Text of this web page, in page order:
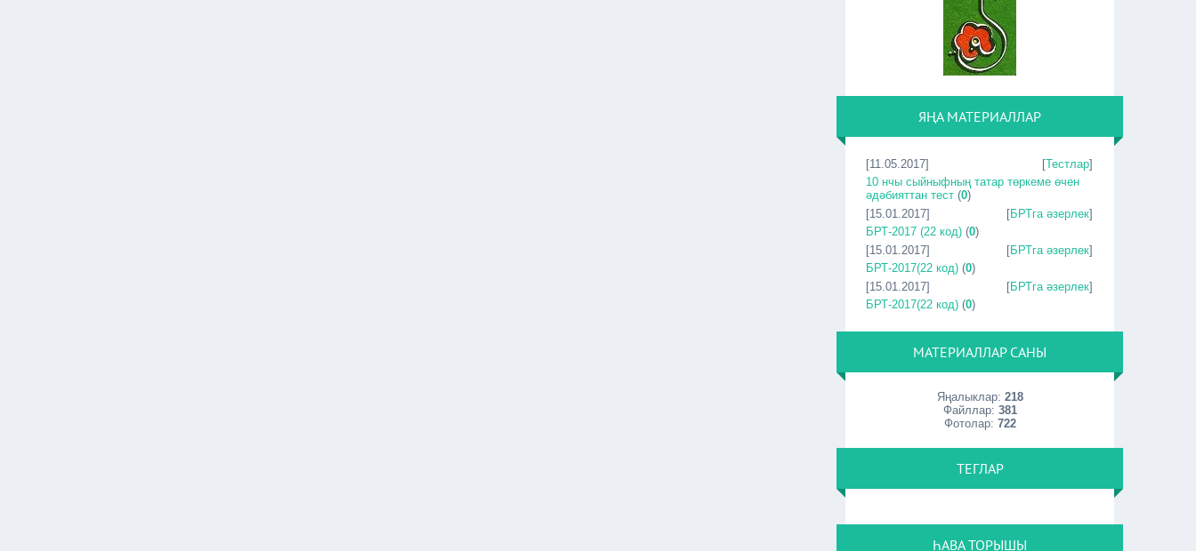
ЯҢА МАТЕРИАЛЛАР
[11.05.2017] [Тестлар]
10 нчы сыйныфның татар төркеме өчен
әдәбияттан тест (0)
[15.01.2017]
[БРТга әзерлек]
БРТ-2017 (22 код) (0)
[15.01.2017]
[БРТга әзерлек]
БРТ-2017(22 код) (0)
[15.01.2017]
[БРТга әзерлек]
БРТ-2017(22 код) (0)
МАТЕРИАЛЛАР САНЫ
Яңалыклар: 218
Файллар: 381
Фотолар: 722
ТЕГЛАР
ҺАВА ТОРЫШЫ